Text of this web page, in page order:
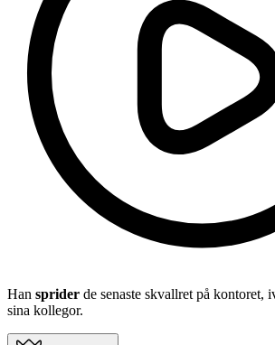
Han sprider de senaste skvallret på kontoret,
sina kollegor.